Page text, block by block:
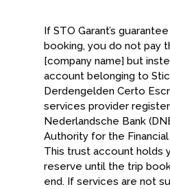
If STO Garant’s
booking, you do not pay
[company name] but
account belonging to
Derdengelden Certo
services provider
Nederlandsche Bank
Authority for the Financial
This trust account holds
reserve until the trip
end. If services are not